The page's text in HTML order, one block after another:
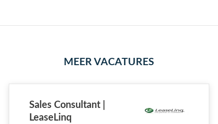
MEER VACATURES
Sales Consultant |
LeaseLinq